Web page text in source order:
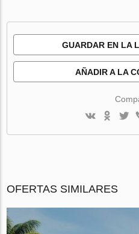
GUARDAR EN LA
AÑADIR A LA
OFERTAS SIMILARES